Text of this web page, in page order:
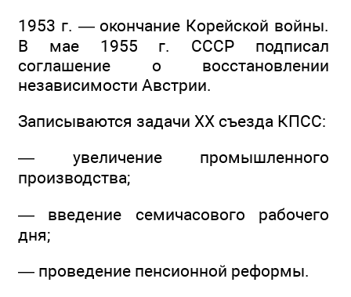
1953 г. — окончание Корейской войны.
В мае 1955 г. СССР подписал
соглашение о восстановлении
независимости Австрии.
Записываются задачи ХХ съезда КПСС:
— увеличение промышленного
производства;
— введение семичасового рабочего
дня;
— проведение пенсионной реформы.